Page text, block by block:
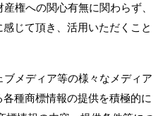
権への関心有無に関わらず、
じて頂き、活用いただくこと
メディア等の様々なメディア
種商標情報の提供を積極的に